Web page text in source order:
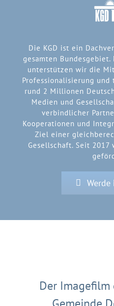
Die KGD ist ein
gesamten
unterstützen wir die
Professionalisierung
rund 2 Millionen
Medien und
verbindlicher
Kooperationen und
Ziel einer
Gesellschaft. Seit 2017
Der Imagefilm